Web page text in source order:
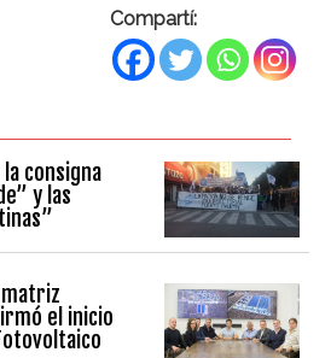
Compartí:
consigna
y las
el inicio